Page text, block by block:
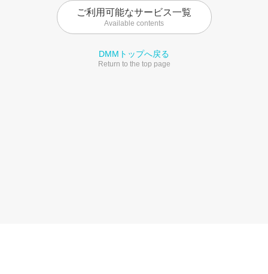
ご利用可能なサービス一覧
Available contents
DMMトップへ戻る
Return to the top page